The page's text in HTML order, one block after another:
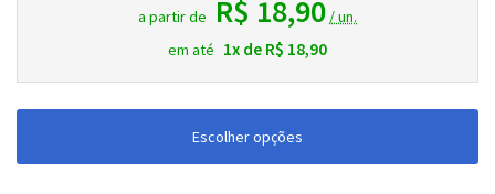
a partir de R$ 18,90 / un.
em até 1x de R$ 18,90
Escolher opções